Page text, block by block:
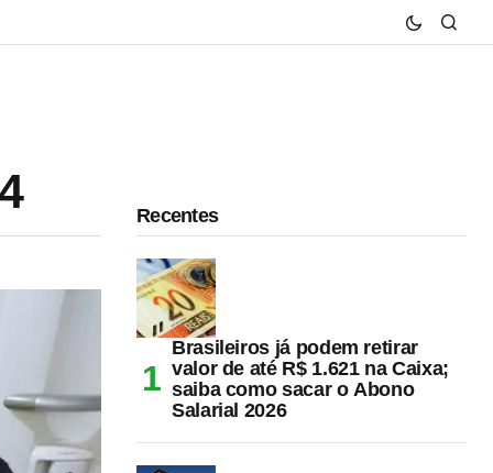
Recentes
Brasileiros já podem retirar
valor de até R$ 1.621 na Caixa;
saiba como sacar o Abono
Salarial 2026